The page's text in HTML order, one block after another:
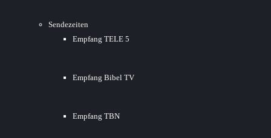
Sendezeiten
Empfang TELE 5
Empfang Bibel TV
Empfang TBN